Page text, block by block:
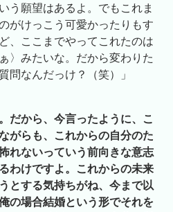
う願望はあるよ。でもこれま
がけっこう可愛かったりもす
、ここまでやってこれたのは
〉みたいな。だから変わりた
なんだっけ？（笑）」
だから、今言ったように、こ
がらも、これからの自分のた
れないっていう前向きな意志
わけですよ。これからの未来
とする気持ちがね、今まで以
の場合結婚という形でそれを